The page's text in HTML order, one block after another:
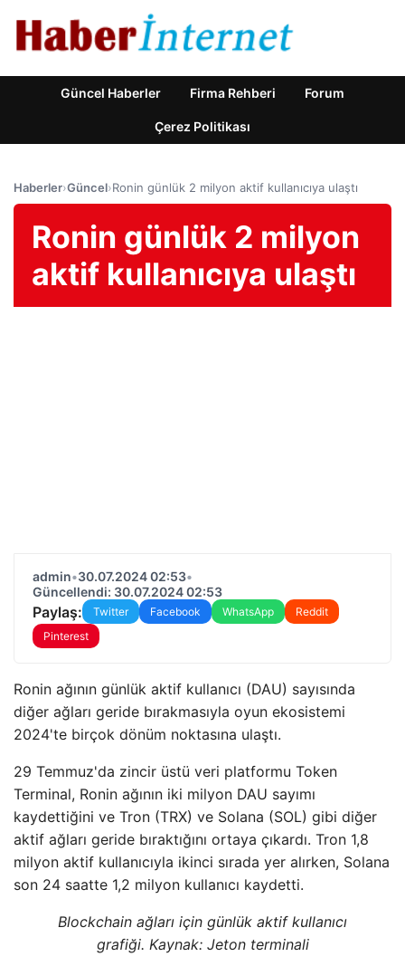
Güncel Haberler Firma Rehberi Forum
Çerez Politikası
Haberler›Güncel›Ronin günlük 2 milyon aktif kullanıcıya ulaştı
Ronin günlük 2 milyon
aktif kullanıcıya ulaştı
admin•30.07.2024 02:53•
Güncellendi: 30.07.2024 02:53
Paylaş: Twitter Facebook WhatsApp
Reddit
Pinterest
Ronin ağının günlük aktif kullanıcı (DAU) sayısında
diğer ağları geride bırakmasıyla oyun ekosistemi
2024'te birçok dönüm noktasına ulaştı.
29 Temmuz'da zincir üstü veri platformu Token
Terminal, Ronin ağının iki milyon DAU sayımı
kaydettiğini ve Tron (TRX) ve Solana (SOL) gibi diğer
aktif ağları geride bıraktığını ortaya çıkardı. Tron 1,8
milyon aktif kullanıcıyla ikinci sırada yer alırken, Solana
son 24 saatte 1,2 milyon kullanıcı kaydetti.
Blockchain ağları için günlük aktif kullanıcı
grafiği. Kaynak: Jeton terminali